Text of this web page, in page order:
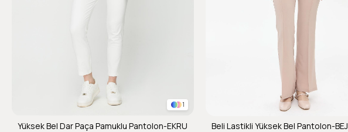
1
Yüksek Bel Dar Paça Pamuklu Pantolon-EKRU
Beli Lastikli Yüksek Bel Pantolon-BEJ